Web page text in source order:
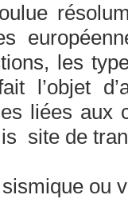
les
l’objet
liées
site de
ou